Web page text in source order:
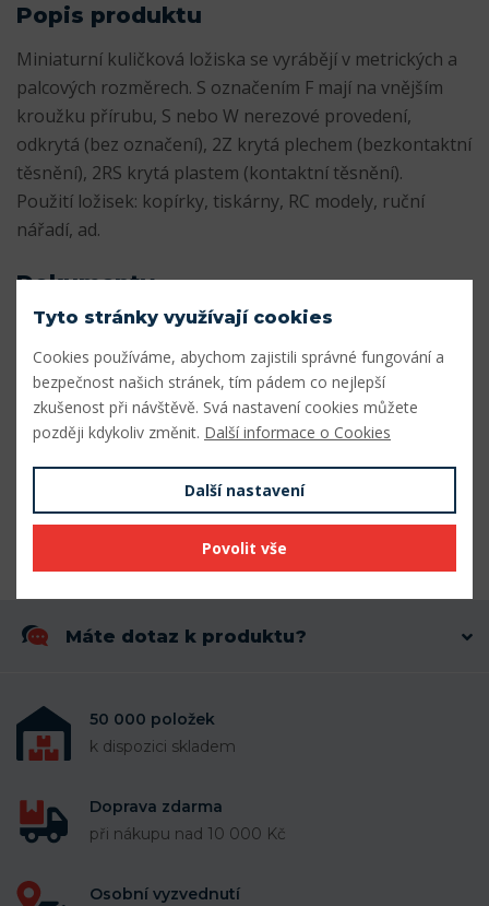
Popis produktu
Miniaturní kuličková ložiska se vyrábějí v metrických a
palcových rozměrech. S označením F mají na vnějším
kroužku přírubu, S nebo W nerezové provedení,
odkrytá (bez označení), 2Z krytá plechem (bezkontaktní
těsnění), 2RS krytá plastem (kontaktní těsnění).
Použití ložisek: kopírky, tiskárny, RC modely, ruční
nářadí, ad.
Dokumenty
Parametry
Vnitřní průměr (mm)
Máte dotaz k produktu?
50 000 položek
k dispozici skladem
Doprava zdarma
při nákupu nad 10 000 Kč
Osobní vyzvednutí
Tyto stránky využívají cookies
Cookies používáme, abychom zajistili správné fungování a
bezpečnost našich stránek, tím pádem co nejlepší
zkušenost při návštěvě. Svá nastavení cookies můžete
později kdykoliv změnit. Další informace o Cookies
Další nastavení
Povolit vše